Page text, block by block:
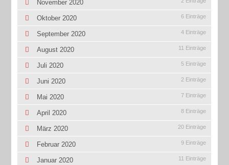
November 2020
Oktober 2020 6 Einträge
September 2020 4 Einträge
August 2020 11 Einträge
Juli 2020 5 Einträge
Juni 2020 2 Einträge
Mai 2020 7 Einträge
April 2020 8 Einträge
März 2020 20 Einträge
Februar 2020 9 Einträge
Januar 2020 11 Einträge